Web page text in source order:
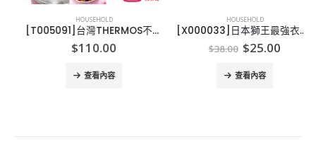
HOUSEHOLD
[T005091]台灣THERMOS不繡鋼 保溫碗 100OML
110.00
查看內容
HOUSEHOLD
[X000033]日本獅王最強衣類用漂白剤 本体 510ml
38.00 Original
price
was:
$38.00.
$ 25.00Current
查看內容